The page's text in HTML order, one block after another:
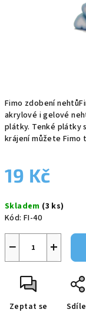
Fimo zdobení
akrylové i gelové
plátky. Tenké plátky
krájení můžete
19 Kč
cena:
Skladem (3 ks)
Kód: FI-40
+
−
Zeptat se